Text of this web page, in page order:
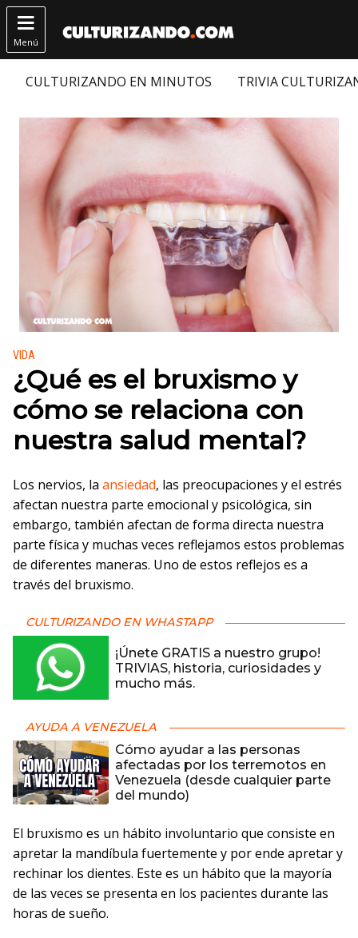

Menú
CULTURIZANDO EN MINUTOS TRIVIA
Publicado en:
VIDA
¿Qué es el bruxismo y
cómo se relaciona con
nuestra salud mental?
Los nervios, la ansiedad, las preocupaciones y el estrés
afectan nuestra parte emocional y psicológica, sin
embargo, también afectan de forma directa nuestra
parte física y muchas veces reflejamos estos problemas
de diferentes maneras. Uno de estos reflejos es a
través del bruxismo.
CULTURIZANDO EN WHASTAPP
¡Únete GRATIS a nuestro grupo!
TRIVIAS, historia, curiosidades y
mucho más.
AYUDA A VENEZUELA
Cómo ayudar a las personas
afectadas por los terremotos en
Venezuela (desde cualquier parte
del mundo)
El bruxismo es un hábito involuntario que consiste en
apretar la mandíbula fuertemente y por ende apretar y
rechinar los dientes. Este es un hábito que la mayoría
de las veces se presenta en los pacientes durante las
horas de sueño.